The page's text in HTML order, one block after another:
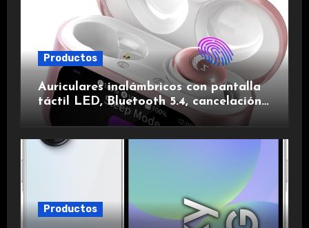
Productos
Auriculares inalámbricos con pantalla
táctil LED, Bluetooth 5.4, cancelación
de ruido, impermeables y de larga
duración.
Productos